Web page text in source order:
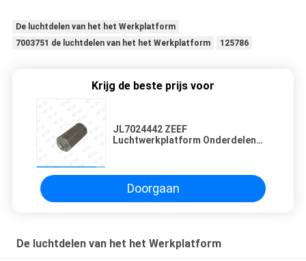
De luchtdelen van het het Werkplatform
7003751 de luchtdelen van het het Werkplatform
125786
Krijg de beste prijs voor
JL7024442 ZEEF
Luchtwerkplatform Onderdelen
Doorgaan
De luchtdelen van het het Werkplatform